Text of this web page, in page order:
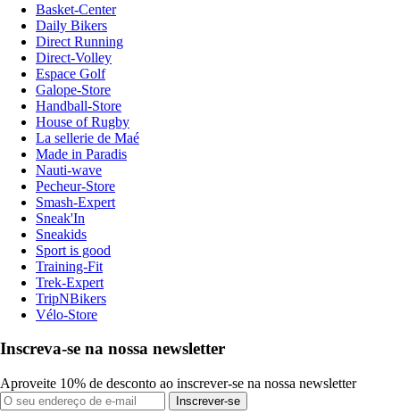
Basket-Center
Daily Bikers
Direct Running
Direct-Volley
Espace Golf
Galope-Store
Handball-Store
House of Rugby
La sellerie de Maé
Made in Paradis
Nauti-wave
Pecheur-Store
Smash-Expert
Sneak'In
Sneakids
Sport is good
Training-Fit
Trek-Expert
TripNBikers
Vélo-Store
Inscreva-se na nossa newsletter
Aproveite 10% de desconto ao inscrever-se na nossa newsletter
Inscrever-se